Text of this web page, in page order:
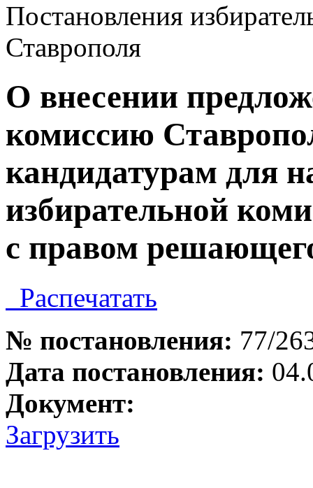
Постановления
Ставрополя
О внесении
комиссию
кандидатурам для
избирательной
с правом
Распечатать
№ постановления: 77/
Дата постановления:
Документ:
Загрузить